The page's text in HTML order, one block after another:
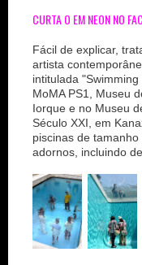
CURTA O EM NEON NO
Fácil de explicar,
artista
intitulada
MoMA PS1, Museu
Iorque e no Museu
Século XXI, em
piscinas de
adornos, incluindo